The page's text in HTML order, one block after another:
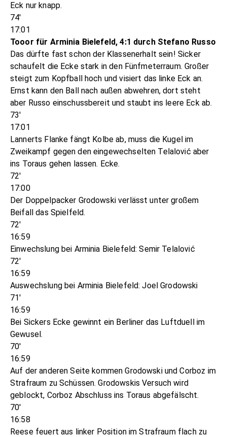
Eck nur knapp.
74'
17:01
Tooor für Arminia Bielefeld, 4:1 durch Stefano Russo
Das dürfte fast schon der Klassenerhalt sein! Sicker
schaufelt die Ecke stark in den Fünfmeterraum. Großer
steigt zum Kopfball hoch und visiert das linke Eck an.
Ernst kann den Ball nach außen abwehren, dort steht
aber Russo einschussbereit und staubt ins leere Eck ab.
73'
17:01
Lannerts Flanke fängt Kolbe ab, muss die Kugel im
Zweikampf gegen den eingewechselten Telalović aber
ins Toraus gehen lassen. Ecke.
72'
17:00
Der Doppelpacker Grodowski verlässt unter großem
Beifall das Spielfeld.
72'
16:59
Einwechslung bei Arminia Bielefeld: Semir Telalović
72'
16:59
Auswechslung bei Arminia Bielefeld: Joel Grodowski
71'
16:59
Bei Sickers Ecke gewinnt ein Berliner das Luftduell im
Gewusel.
70'
16:59
Auf der anderen Seite kommen Grodowski und Corboz im
Strafraum zu Schüssen. Grodowskis Versuch wird
geblockt, Corboz Abschluss ins Toraus abgefälscht.
70'
16:58
Reese feuert aus linker Position im Strafraum flach zu